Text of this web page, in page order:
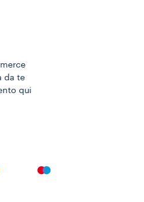
da te
qui